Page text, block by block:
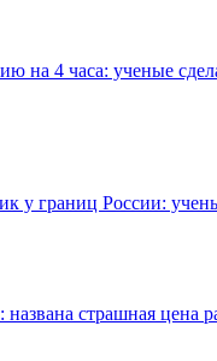
на 4 часа: ученые
у границ России:
страшная цена